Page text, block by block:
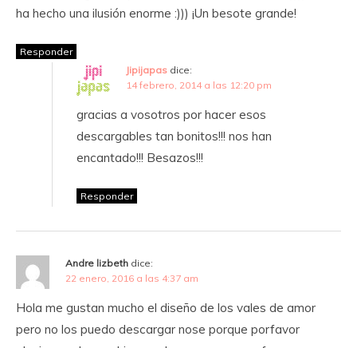
ha hecho una ilusión enorme :))) ¡Un besote grande!
Responder
Jipijapas dice:
14 febrero, 2014 a las 12:20 pm
gracias a vosotros por hacer esos
descargables tan bonitos!!! nos han
encantado!!! Besazos!!!
Responder
Andre lizbeth dice:
22 enero, 2016 a las 4:37 am
Hola me gustan mucho el diseño de los vales de amor
pero no los puedo descargar nose porque porfavor